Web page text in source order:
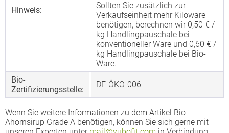
Hinweis:
Sollten Sie zusätzlich zur
Verkaufseinheit mehr Kiloware
benötigen, berechnen wir 0,50 € /
kg Handlingpauschale bei
konventioneller Ware und 0,60 € /
kg Handlingpauschale bei Bio-
Ware.
Bio-
Zertifizierungsstelle:
DE-ÖKO-006
Wenn Sie weitere Informationen zu dem Artikel Bio
Ahornsirup Grade A benötigen, können Sie sich gerne mit